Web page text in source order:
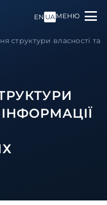
EN UAМЕНЮ
структури власності та